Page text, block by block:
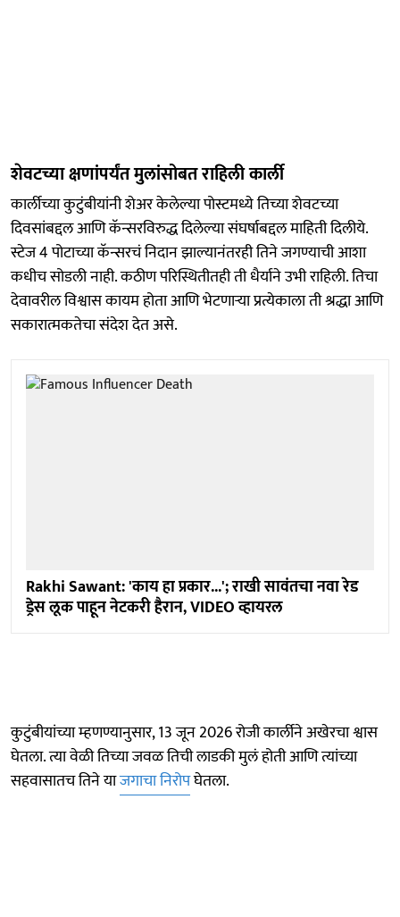
शेवटच्या क्षणांपर्यंत मुलांसोबत राहिली कार्ली
कार्लीच्या कुटुंबीयांनी शेअर केलेल्या पोस्टमध्ये तिच्या शेवटच्या
दिवसांबद्दल आणि कॅन्सरविरुद्ध दिलेल्या संघर्षाबद्दल माहिती दिलीये.
स्टेज 4 पोटाच्या कॅन्सरचं निदान झाल्यानंतरही तिने जगण्याची आशा
कधीच सोडली नाही. कठीण परिस्थितीतही ती धैर्याने उभी राहिली. तिचा
देवावरील विश्वास कायम होता आणि भेटणाऱ्या प्रत्येकाला ती श्रद्धा आणि
सकारात्मकतेचा संदेश देत असे.
Rakhi Sawant: 'काय हा प्रकार...'; राखी सावंतचा नवा रेड
ड्रेस लूक पाहून नेटकरी हैरान, VIDEO व्हायरल
कुटुंबीयांच्या म्हणण्यानुसार, 13 जून 2026 रोजी कार्लीने अखेरचा श्वास
घेतला. त्या वेळी तिच्या जवळ तिची लाडकी मुलं होती आणि त्यांच्या
सहवासातच तिने याजगाचा निरोपघेतला.